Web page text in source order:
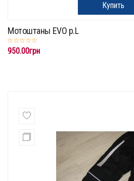
Купить
Мотоштаны EVO p.L
950.00грн